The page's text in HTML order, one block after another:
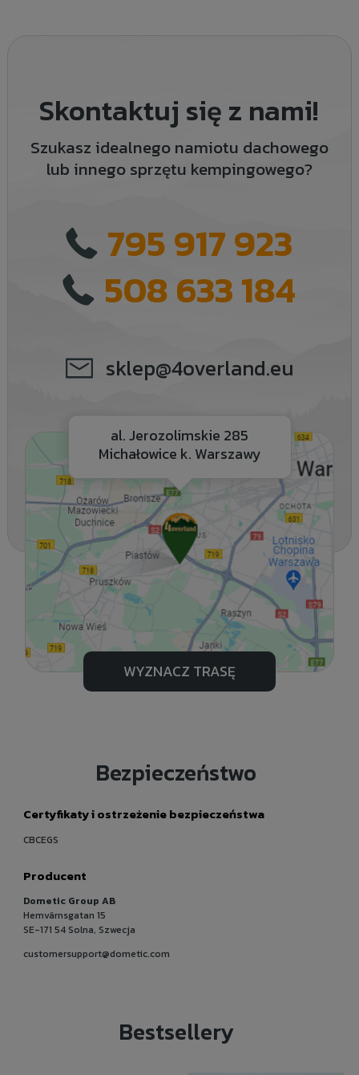
Skontaktuj się z nami!
Szukasz idealnego namiotu dachowego
lub innego sprzętu kempingowego?
795 917 923
508 633 184
sklep@4overland.eu
al. Jerozolimskie 285
Michałowice k. Warszawy
WYZNACZ TRASĘ
Bezpieczeństwo
Certyfikaty i ostrzeżenie bezpieczeństwa
CBCEGS
Producent
Dometic Group AB
Hemvärnsgatan 15
SE-171 54 Solna, Szwecja
customersupport@dometic.com
Bestsellery